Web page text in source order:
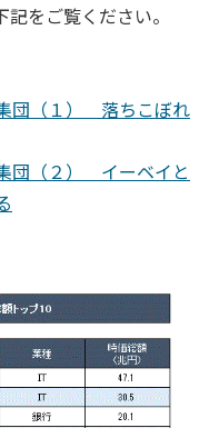
をご覧ください。
団（１） 落ちこぼれ
団（２） イーベイと